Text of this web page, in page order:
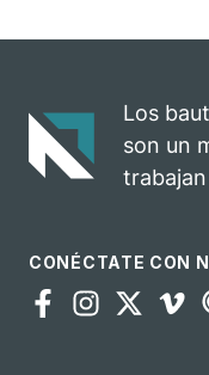
celebra el
Los
son un
CONÉCTATE CON